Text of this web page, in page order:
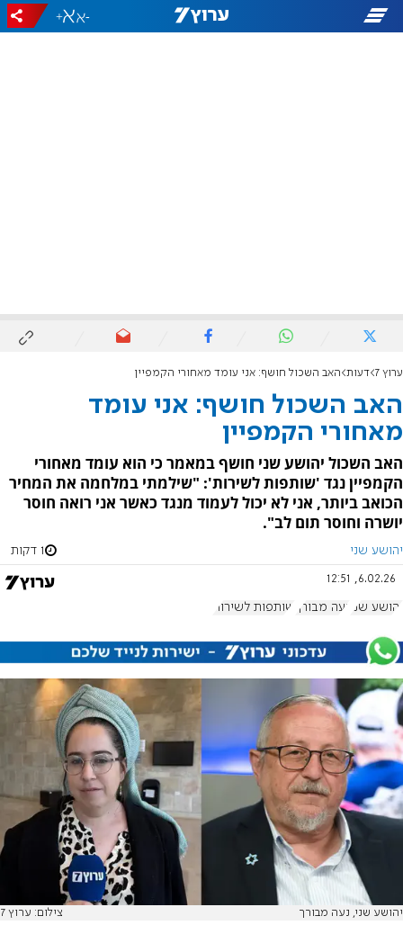
-
+
ערוץ 7 דעות האב השכול חושף: אני עומד מאחורי הקמפיין
האב השכול חושף: אני עומד
מאחורי הקמפיין
האב השכול יהושע שני חושף במאמר כי הוא עומד מאחורי
הקמפיין נגד 'שותפות לשירות': "‏שילמתי במלחמה את המחיר
הכואב ביותר, אני לא יכול לעמוד מנגד כאשר אני רואה חוסר
יושרה וחוסר תום לב".
יהושע שני 1 דקות
6.02.26, 12:51
יהושע שני נעה מבורך שותפות לשירות
יהושע שני, נעה מבורך צילום: ערוץ 7